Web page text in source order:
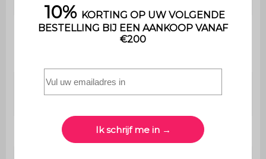
Dikte van het
1 mm
Hoogte van de
2m50 (2m05 op het
Doek afmetingen Ø296cm, ongeveer 7m²